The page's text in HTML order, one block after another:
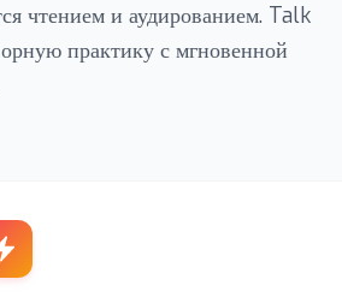
чтением и аудированием. Talk
практику с мгновенной